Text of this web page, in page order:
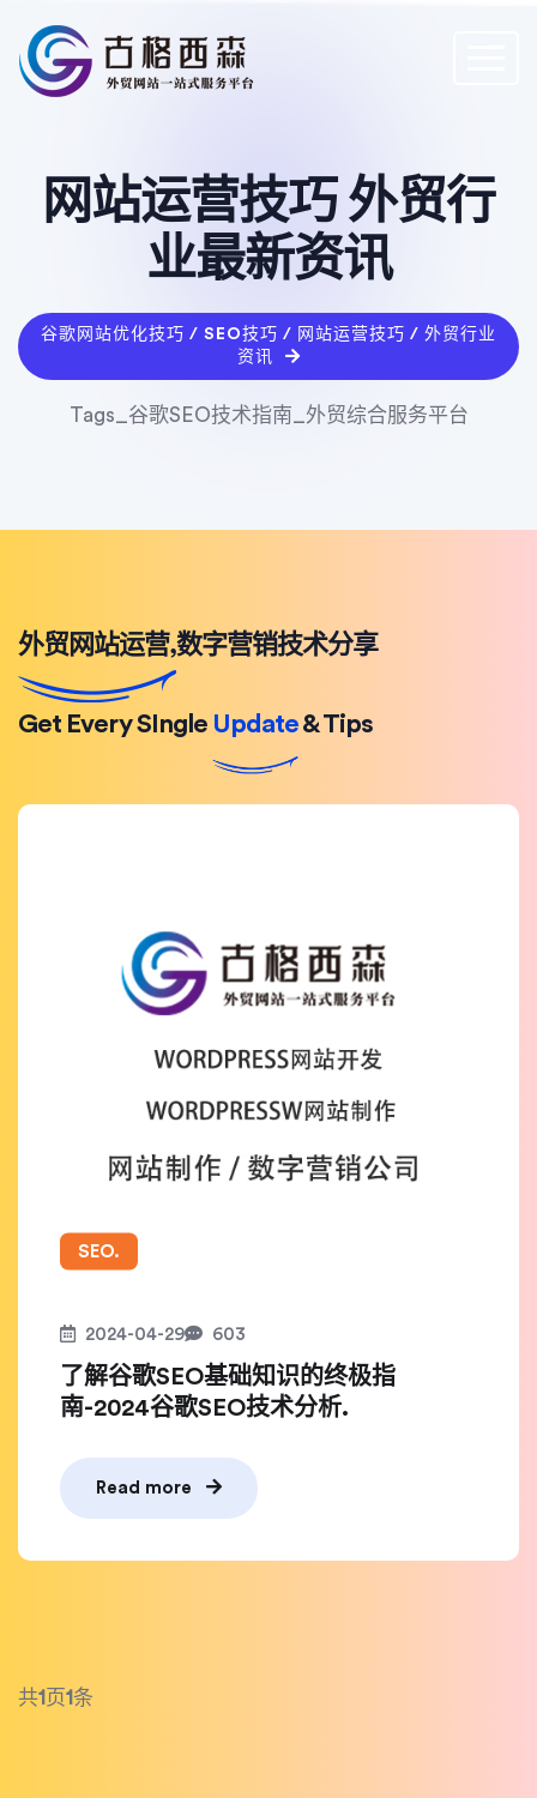
网站运营技巧 外贸行
业最新资讯
谷歌网站优化技巧 / SEO技巧 / 网站运营技巧 / 外贸行业
资讯
Tags_谷歌SEO技术指南_外贸综合服务平台
外贸网站运营,数字营销技术分享
Get Every SIngle Update& Tips
SEO.
2024-04-29 603
了解谷歌SEO基础知识的终极指
南-2024谷歌SEO技术分析.
Read more
共1 页1条